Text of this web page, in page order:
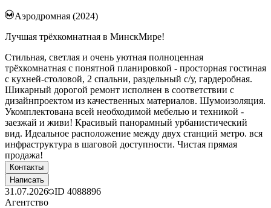
Аэродромная (2024)
Лучшая трёхкомнатная в МинскМире!
Стильная, светлая и очень уютная полноценная
трёхкомнатная с понятной планировкой - просторная гостиная
с кухней-столовой, 2 спальни, раздельный с/у, гардеробная.
Шикарный дорогой ремонт исполнен в соответствии с
дизайнпроектом из качественных материалов. Шумоизоляция.
Укомплектована всей необходимой мебелью и техникой -
заезжай и живи! Красивый панорамный урбанистический
вид. Идеальное расположение между двух станций метро. вся
инфраструктура в шаговой доступности. Чистая прямая
продажа!
Контакты
Написать
31.07.2026 ID 4088896
Агентство